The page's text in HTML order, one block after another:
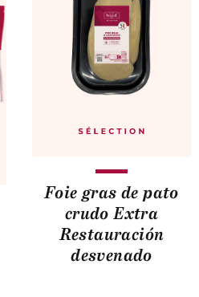
Foie gras de pato
crudo Extra
Restauración
desvenado